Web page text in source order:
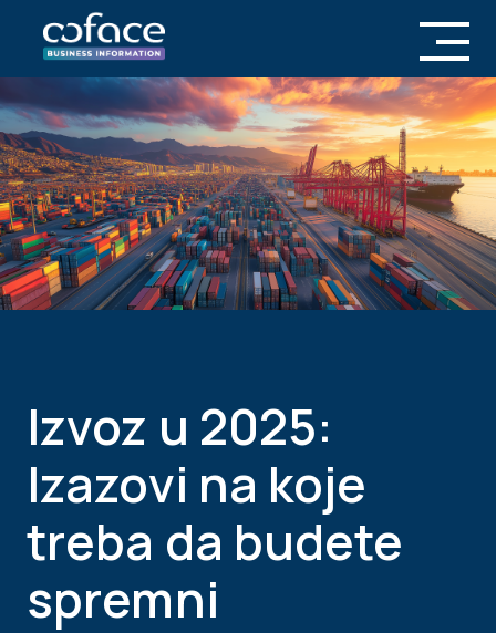
Izvoz u 2025:
Izazovi na koje
treba da budete
spremni